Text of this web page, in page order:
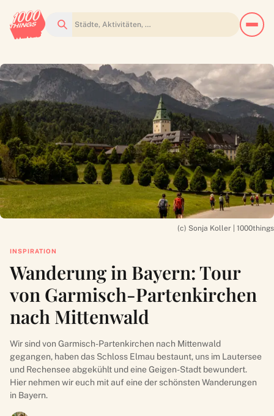
Suchen
(c) Sonja Koller | 1000things
INSPIRATION
Wanderung in Bayern: Tour
von Garmisch-Partenkirchen
nach Mittenwald
Wir sind von Garmisch-Partenkirchen nach Mittenwald
gegangen, haben das Schloss Elmau bestaunt, uns im Lautersee
und Rechensee abgekühlt und eine Geigen-Stadt bewundert.
Hier nehmen wir euch mit auf eine der schönsten Wanderungen
in Bayern.